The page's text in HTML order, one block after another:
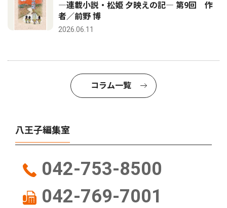
―連載小説・松姫 夕映えの記― 第9回 作
者／前野 博
2026.06.11
コラム一覧
八王子編集室
042-753-8500
042-769-7001